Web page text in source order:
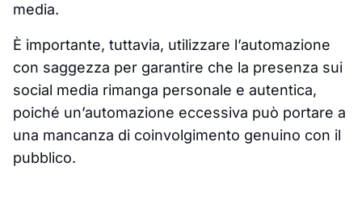
media.
È importante, tuttavia, utilizzare l’automazione
con saggezza per garantire che la presenza sui
social media rimanga personale e autentica,
poiché un’automazione eccessiva può portare a
una mancanza di coinvolgimento genuino con il
pubblico.